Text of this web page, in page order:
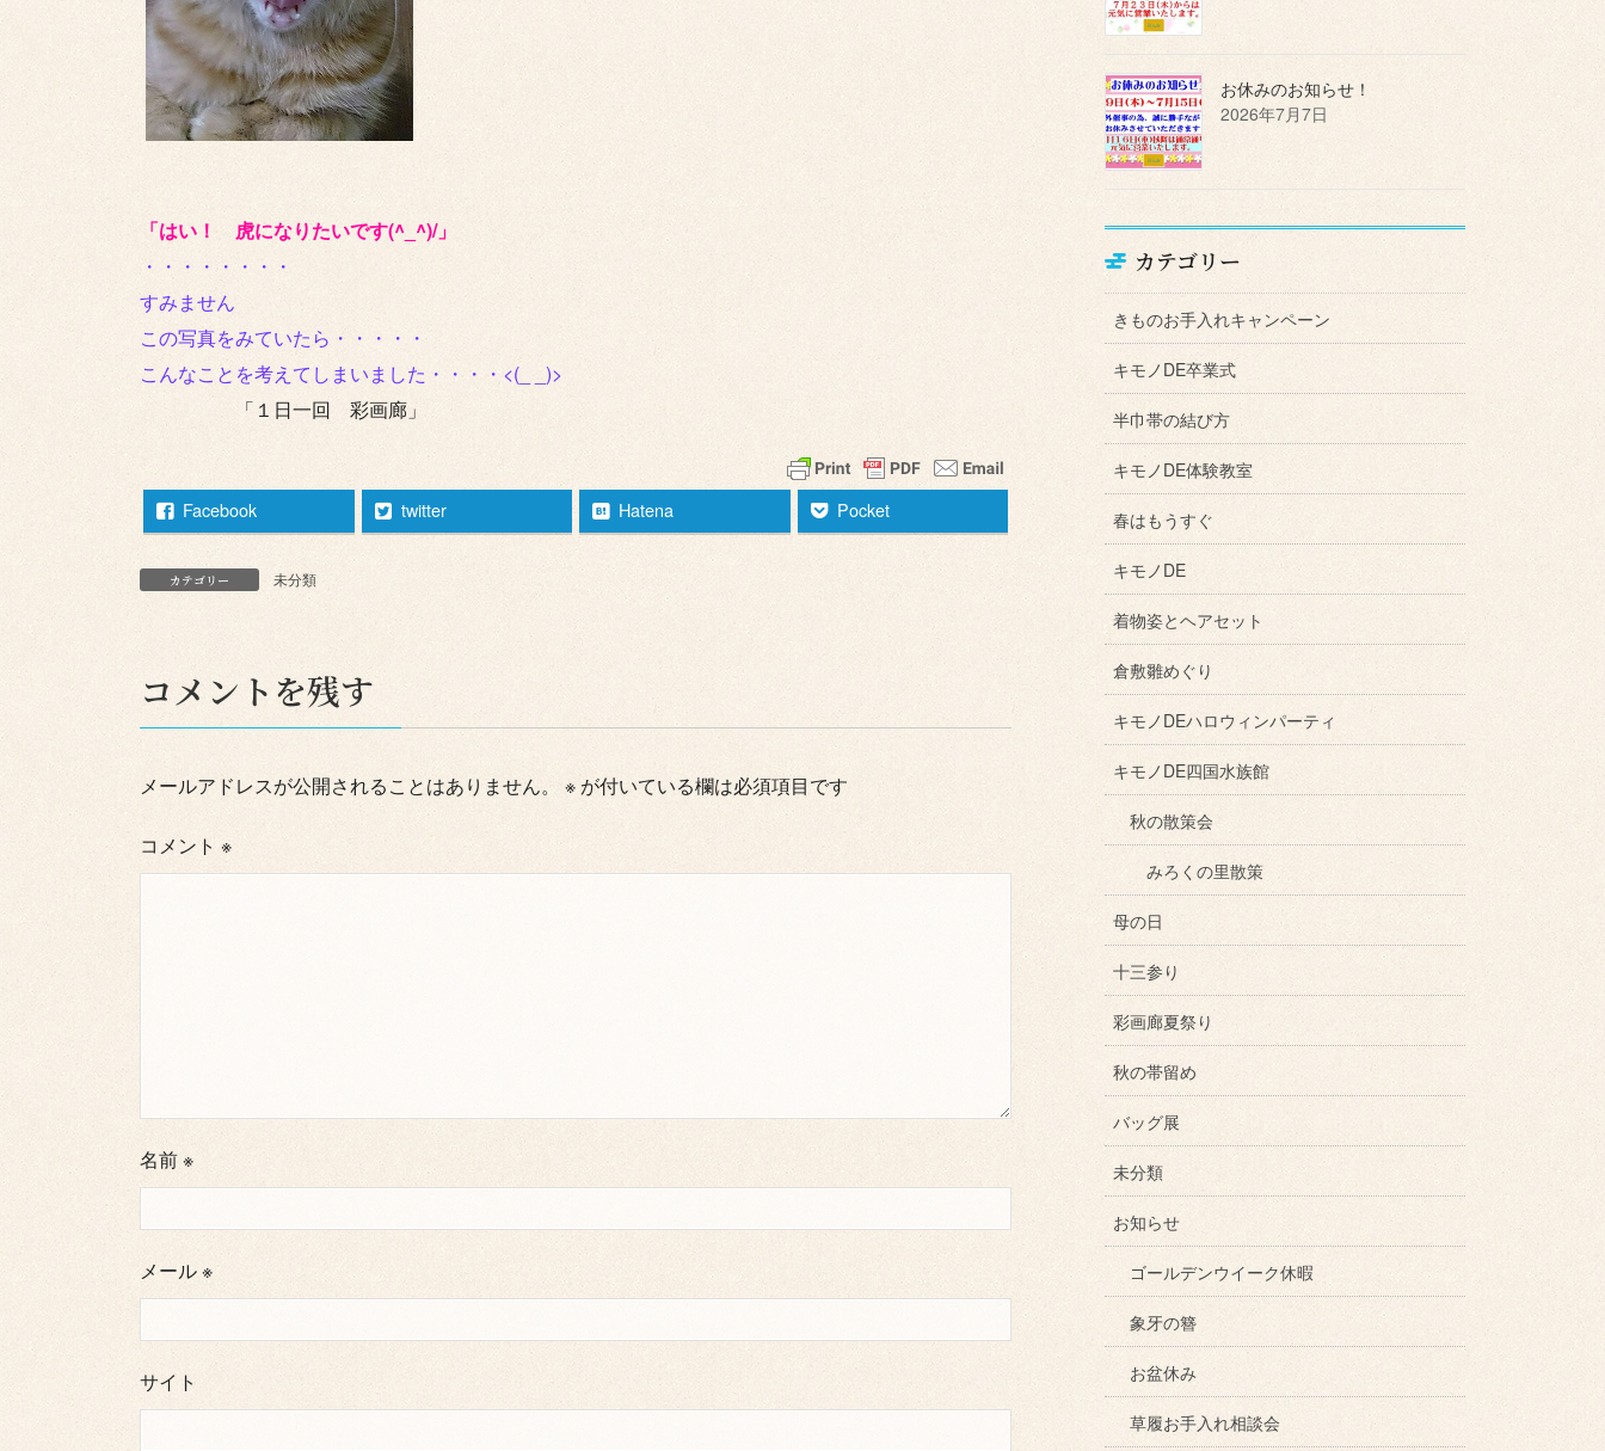
「はい！ 虎になりたいです(^_^)/」
・・・・・・・・
すみません
この写真をみていたら・・・・・
こんなことを考えてしまいました・・・・<(_ _)>
「１日一回 彩画廊」
Facebook twitter Hatena Pocket
カテゴリー 未分類
コメントを残す
メールアドレスが公開されることはありません。 ※ が付いている欄は必須項目です
コメント ※
名前※
メール※
サイト
お休みのお知らせ！
2026年7月7日
カテゴリー
きものお手入れキャンペーン
キモノDE卒業式
半巾帯の結び方
キモノDE体験教室
春はもうすぐ
キモノDE
着物姿とヘアセット
倉敷雛めぐり
キモノDEハロウィンパーティ
キモノDE四国水族館
秋の散策会
みろくの里散策
母の日
十三参り
彩画廊夏祭り
秋の帯留め
バッグ展
未分類
お知らせ
ゴールデンウイーク休暇
象牙の簪
お盆休み
草履お手入れ相談会